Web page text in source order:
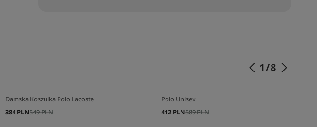
1/8
Damska Koszulka Polo Lacoste
549 PLN
384 PLN
Polo Unisex
589 PLN
412 PLN